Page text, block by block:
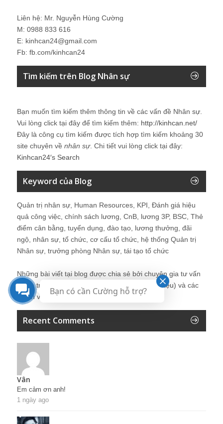
Liên hệ: Mr. Nguyễn Hùng Cường
M: 0988 833 616
E: kinhcan24@gmail.com
Fb: fb.com/kinhcan24
Tìm kiếm trên Blog Nhân sự
Bạn muốn tìm kiếm thêm thông tin về các vấn đề Nhân sự.
Vui lòng click tại đây để tìm kiếm thêm: http://kinhcan.net/
Đây là công cụ tìm kiếm được tích hợp tìm kiếm khoảng 30
site chuyên về nhân sự. Chi tiết vui lòng click tại đây:
Kinhcan24′s Search
Keyword của Blog
Quản trị nhân sự, Human Resources, KPI, Đánh giá hiệu
quả công việc, chính sách lương, CnB, lương 3P, BSC, Thẻ
điểm cân bằng, tuyển dụng, đào tạo, lương thưởng, đãi
ngộ, nhân sự, tổ chức, cơ cấu tổ chức, hệ thống Quản trị
Nhân sự, trưởng phòng Nhân sự, tái tạo tổ chức
Những bài viết tại blog được chia sẻ bởi chuyên gia tư vấn
Quản trị Nhân sự Nguyễn Hùng Cường (
giới thiệu) và các
thành viên khác trong cộng đồng Nhân sự.
Recent Comments
Vân
Em cảm ơn anh!
1 ngày ago
Bạn có cần Cường hỗ trợ?